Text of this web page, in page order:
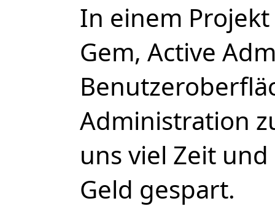
In einem
Gem, Active
Administration
uns viel Zeit
Geld gespart.